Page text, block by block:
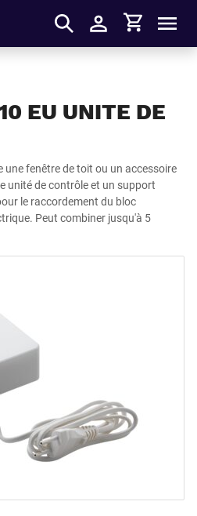
S'identifier
Panier
EU UNITE DE
fenêtre de toit ou un accessoire
unité de contrôle et un support
le raccordement du bloc
Peut combiner jusqu'à 5